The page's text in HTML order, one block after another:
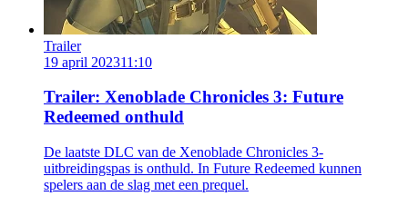
Trailer
19 april 202311:10
Trailer: Xenoblade Chronicles 3: Future
Redeemed onthuld
De laatste DLC van de Xenoblade Chronicles 3-
uitbreidingspas is onthuld. In Future Redeemed kunnen
spelers aan de slag met een prequel.